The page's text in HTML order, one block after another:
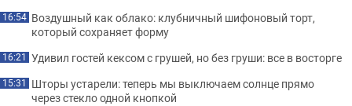
16:54 Воздушный как облако: клубничный шифоновый торт,
который сохраняет форму
16:21 Удивил гостей кексом с грушей, но без груши: все в восторге
15:31 Шторы устарели: теперь мы выключаем солнце прямо
через стекло одной кнопкой